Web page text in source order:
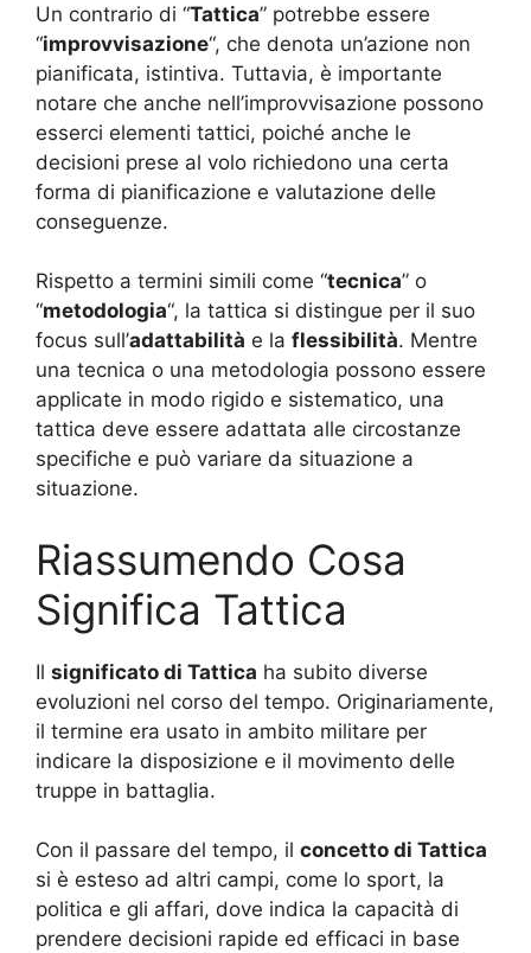
Un contrario di “Tattica” potrebbe essere
“improvvisazione“, che denota un’azione non
pianificata, istintiva. Tuttavia, è importante
notare che anche nell’improvvisazione possono
esserci elementi tattici, poiché anche le
decisioni prese al volo richiedono una certa
forma di pianificazione e valutazione delle
conseguenze.
Rispetto a termini simili come “tecnica” o
“metodologia“, la tattica si distingue per il suo
focus sull’adattabilità e la flessibilità. Mentre
una tecnica o una metodologia possono essere
applicate in modo rigido e sistematico, una
tattica deve essere adattata alle circostanze
specifiche e può variare da situazione a
situazione.
Riassumendo Cosa
Significa Tattica
Il significato di Tattica ha subito diverse
evoluzioni nel corso del tempo. Originariamente,
il termine era usato in ambito militare per
indicare la disposizione e il movimento delle
truppe in battaglia.
Con il passare del tempo, il concetto di Tattica
si è esteso ad altri campi, come lo sport, la
politica e gli affari, dove indica la capacità di
prendere decisioni rapide ed efficaci in base